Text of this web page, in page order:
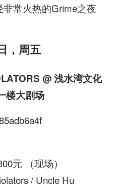
常火热的Grime之夜
，周五
@ 浅水湾文化
楼大剧场
元 （现场）
/ Uncle Hu